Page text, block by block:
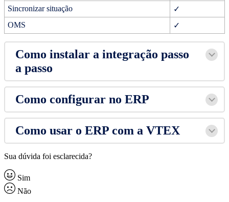
Sincronizar situação
✓
OMS
✓
Como instalar a integração passo
a passo
Como configurar no ERP
Como usar o ERP com a VTEX
Sua dúvida foi esclarecida?
Sim
Não